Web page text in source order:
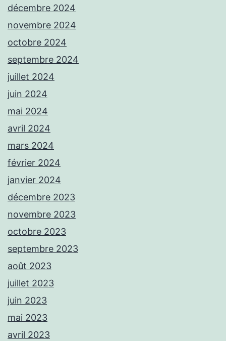
décembre 2024
novembre 2024
octobre 2024
septembre 2024
juillet 2024
juin 2024
mai 2024
avril 2024
mars 2024
février 2024
janvier 2024
décembre 2023
novembre 2023
octobre 2023
septembre 2023
août 2023
juillet 2023
juin 2023
mai 2023
avril 2023